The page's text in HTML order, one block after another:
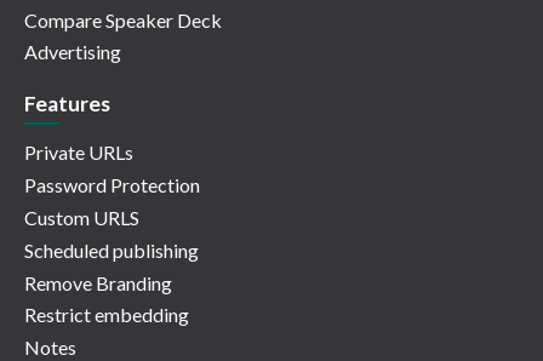
Compare Speaker Deck
Advertising
Features
Private URLs
Password Protection
Custom URLS
Scheduled publishing
Remove Branding
Restrict embedding
Notes